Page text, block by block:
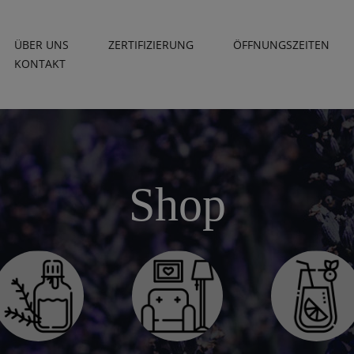
ÜBER UNS ZERTIFIZIERUNG
ÖFFNUNGSZEITEN
KONTAKT
Shop